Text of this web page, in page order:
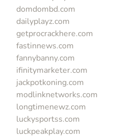
domdombd.com
dailyplayz.com
getprocrackhere.com
fastinnews.com
fannybanny.com
ifinitymarketer.com
jackpotkoning.com
modlinknetworks.com
longtimenewz.com
luckysportss.com
luckpeakplay.com